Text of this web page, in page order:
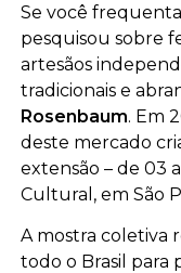
Se você
pesquisou sobre
artesãos
tradicionais e
Rosenbaum. Em
deste mercado
extensão – de 03
Cultural, em São
A mostra coletiva
todo o Brasil para